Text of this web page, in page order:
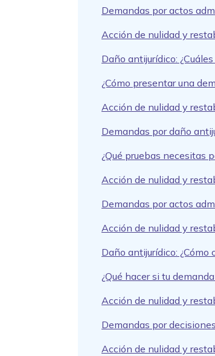
Demandas por actos
Acción de nulidad y
Daño antijurídico:
¿Cómo presentar una
Acción de nulidad y
Demandas por daño
¿Qué pruebas necesitas
Acción de nulidad y
Demandas por actos
Acción de nulidad y
Daño antijurídico:
¿Qué hacer si tu
Acción de nulidad y
Demandas por
Acción de nulidad y